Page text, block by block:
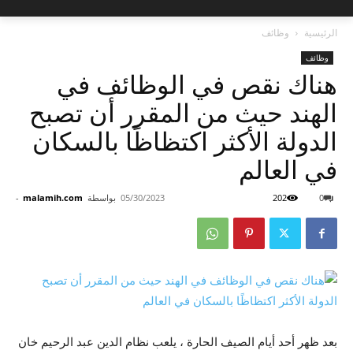
الرئيسية وظائف
وظائف
هناك نقص في الوظائف في
الهند حيث من المقرر أن تصبح
الدولة الأكثر اكتظاظًا بالسكان
في العالم
بواسطة malamih.com
- 05/30/2023 0
202
بعد ظهر أحد أيام الصيف الحارة ، يلعب نظام الدين عبد الرحيم خان